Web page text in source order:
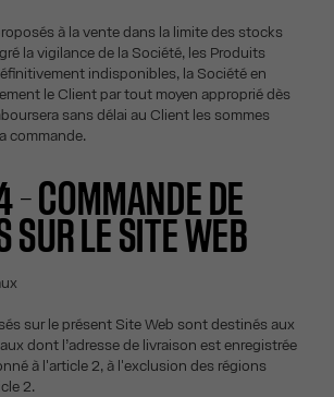
à la vente dans la limite des stocks
la vigilance de la Société, les Produits
indisponibles, la Société en
le Client par tout moyen approprié dès
sans délai au Client les sommes
commande.
– COMMANDE DE
SUR LE SITE WEB
sur le présent Site Web sont destinés aux
dont l’adresse de livraison est enregistrée
à l'article 2, à l'exclusion des régions
2.